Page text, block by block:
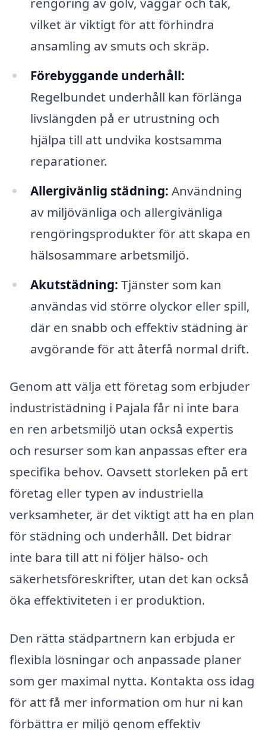
vilket är viktigt för att förhindra
ansamling av smuts och skräp.
Förebyggande underhåll:
Regelbundet underhåll kan förlänga
livslängden på er utrustning och
hjälpa till att undvika kostsamma
reparationer.
Allergivänlig städning: Användning
av miljövänliga och allergivänliga
rengöringsprodukter för att skapa en
hälsosammare arbetsmiljö.
Akutstädning: Tjänster som kan
användas vid större olyckor eller spill,
där en snabb och effektiv städning är
avgörande för att återfå normal drift.
Genom att välja ett företag som erbjuder
industristädning i Pajala får ni inte bara
en ren arbetsmiljö utan också expertis
och resurser som kan anpassas efter era
specifika behov. Oavsett storleken på ert
företag eller typen av industriella
verksamheter, är det viktigt att ha en plan
för städning och underhåll. Det bidrar
inte bara till att ni följer hälso- och
säkerhetsföreskrifter, utan det kan också
öka effektiviteten i er produktion.
Den rätta städpartnern kan erbjuda er
flexibla lösningar och anpassade planer
som ger maximal nytta. Kontakta oss idag
för att få mer information om hur ni kan
förbättra er miljö genom effektiv